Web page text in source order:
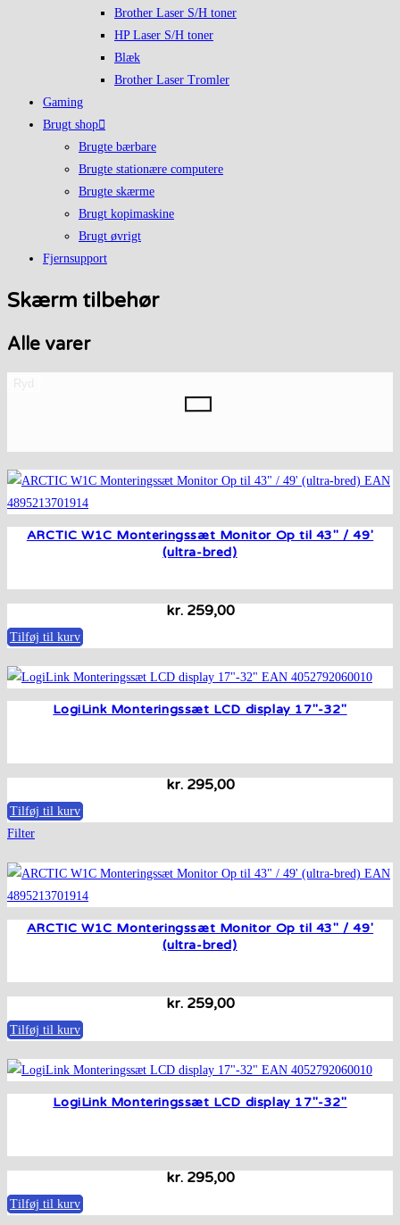
Brother Laser S/H toner
HP Laser S/H toner
Blæk
Brother Laser Tromler
Gaming
Brugt shop
Brugte bærbare
Brugte stationære computere
Brugte skærme
Brugt kopimaskine
Brugt øvrigt
Fjernsupport
Skærm tilbehør
Alle varer
ARCTIC W1C Monteringssæt Monitor Op til 43″ / 49′
(ultra-bred)
kr.259,00
Tilføj til kurv
LogiLink Monteringssæt LCD display 17″-32″
kr.295,00
Tilføj til kurv
Filter
ARCTIC W1C Monteringssæt Monitor Op til 43″ / 49′
(ultra-bred)
kr.259,00
Tilføj til kurv
LogiLink Monteringssæt LCD display 17″-32″
kr.295,00
Tilføj til kurv